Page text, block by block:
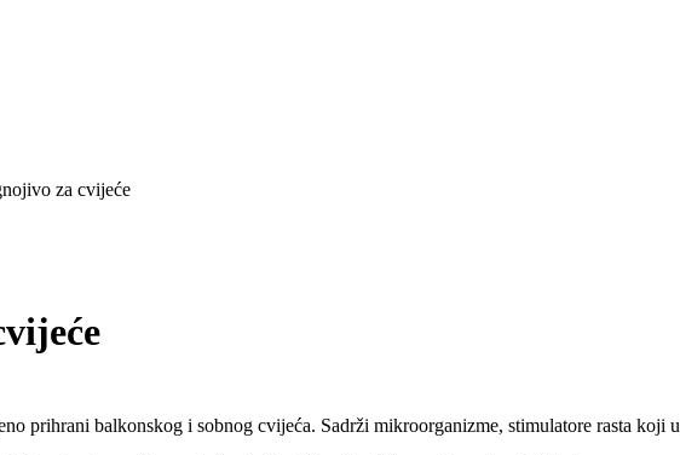
za cvijeće
prihrani balkonskog i sobnog cvijeća. Sadrži mikroorganizme, stimulatore rasta koji